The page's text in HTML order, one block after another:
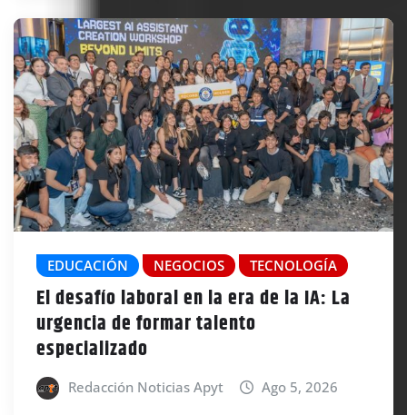
EDUCACIÓN NEGOCIOS TECNOLOGÍA
El desafío laboral en la era de la IA: La
urgencia de formar talento
especializado
Redacción Noticias Apyt Ago 5, 2026